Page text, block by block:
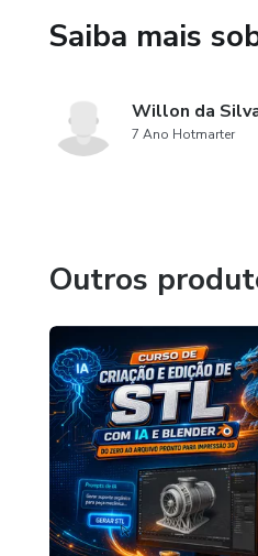
Saiba mais
Willon da
7 Ano Hotmarter
Outros